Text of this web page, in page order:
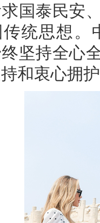
国泰民安
传统思想。
坚持全心
和衷心拥护